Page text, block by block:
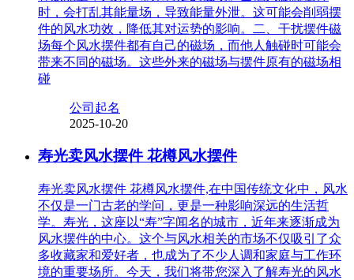
时，会打乱其能量场，导致能量外泄。这可能会削弱摆
件的风水功效，降低其对运势的影响。二、干扰摆件磁
场每个风水摆件都有自己的磁场，而他人触碰时可能会
带来不同的磁场。这些外来的磁场与摆件原有的磁场相
碰
公司起名
2025-10-20
寿光卖风水摆件 花樽风水摆件
寿光卖风水摆件 花樽风水摆件,在中国传统文化中，风水
不仅是一门古老的学问，更是一种影响深远的生活哲
学。寿光，这座以“寿”字闻名的城市，近年来逐渐成为
风水摆件的中心。这个与风水相关的市场不仅吸引了众
多收藏家和爱好者，也成为了不少人调和家庭与工作环
境的重要场所。今天，我们将带您深入了解寿光的风水